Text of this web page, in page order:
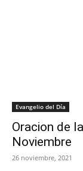
Evangelio del Día
Oracion de
Noviembre
26 noviembre, 2021